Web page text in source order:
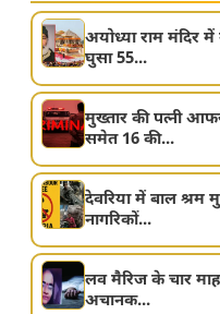
अयोध्या राम मंदिर
घुसा 55...
मुख्तार की पत्नी
समेत 16 की...
देवरिया में बाल श्रम
नागरिकों...
लव मैरिज के चार माह
अचानक...